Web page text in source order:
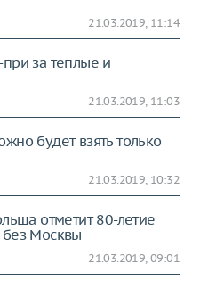
21.03.2019, 11:14
за теплые и
21.03.2019, 11:03
будет взять только
21.03.2019, 10:32
отметит 80-летие
Москвы
21.03.2019, 09:01